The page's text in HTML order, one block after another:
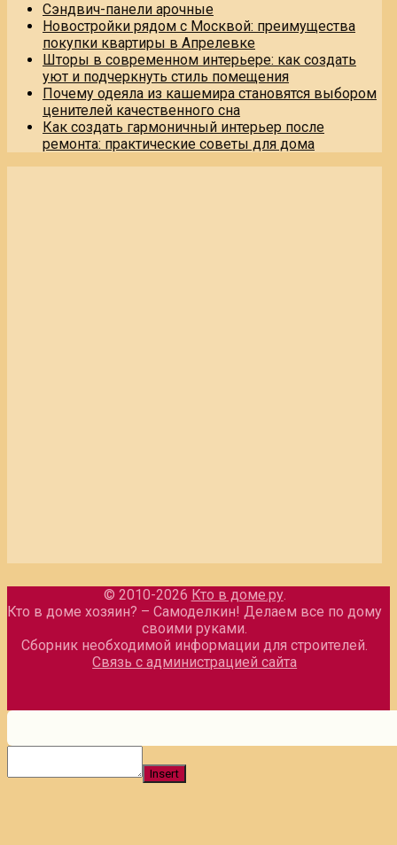
Сэндвич-панели арочные
Новостройки рядом с Москвой: преимущества
покупки квартиры в Апрелевке
Шторы в современном интерьере: как создать
уют и подчеркнуть стиль помещения
Почему одеяла из кашемира становятся выбором
ценителей качественного сна
Как создать гармоничный интерьер после
ремонта: практические советы для дома
© 2010-2026 Кто в доме.ру.
Кто в доме хозяин? – Самоделкин! Делаем все по дому
своими руками.
Сборник необходимой информации для строителей.
Связь с администрацией сайта
Insert